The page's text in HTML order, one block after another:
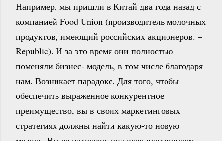
Например, мы пришли в Китай два года назад с
компанией Food Union (производитель молочных
продуктов, имеющий российских акционеров. –
Republic). И за это время они полностью
поменяли бизнес- модель, в том числе благодаря
нам. Возникает парадокс. Для того, чтобы
обеспечить выраженное конкурентное
преимущество, вы в своих маркетинговых
стратегиях должны найти какую-то новую